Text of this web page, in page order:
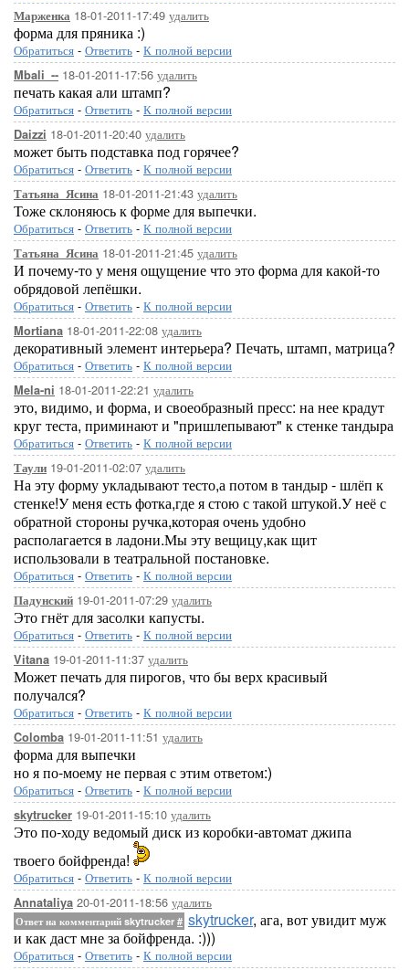
Марженка 18-01-2011-17:49 удалить
форма для пряника :)
Обратиться - Ответить - К полной версии
Mbali_-- 18-01-2011-17:56 удалить
печать какая али штамп?
Обратиться - Ответить - К полной версии
Daizzi 18-01-2011-20:40 удалить
может быть подставка под горячее?
Обратиться - Ответить - К полной версии
Татьяна_Ясина 18-01-2011-21:43 удалить
Тоже склоняюсь к форме для выпечки.
Обратиться - Ответить - К полной версии
Татьяна_Ясина 18-01-2011-21:45 удалить
И почему-то у меня ощущение что это форма для какой-то
обрядовой лепёшки.
Обратиться - Ответить - К полной версии
Mortiana 18-01-2011-22:08 удалить
декоративный элемент интерьера? Печать, штамп, матрица?
Обратиться - Ответить - К полной версии
Mela-ni 18-01-2011-22:21 удалить
это, видимо, и форма, и своеобразный пресс: на нее крадут
круг теста, приминают и "пришлепывают" к стенке тандыра
Обратиться - Ответить - К полной версии
Таули 19-01-2011-02:07 удалить
На эту форму укладывают тесто,а потом в тандыр - шлёп к
стенке!У меня есть фотка,где я стою с такой штукой.У неё с
обратной стороны ручка,которая очень удобно
располагается в ладони.Мы эту вещицу,как щит
использовали в театральной постановке.
Обратиться - Ответить - К полной версии
Падунский 19-01-2011-07:29 удалить
Это гнёт для засолки капусты.
Обратиться - Ответить - К полной версии
Vitana 19-01-2011-11:37 удалить
Может печать для пирогов, что бы верх красивый
получался?
Обратиться - Ответить - К полной версии
Colomba 19-01-2011-11:51 удалить
форма для выпечки
но я по-моему не первая с этим ответом:)
Обратиться - Ответить - К полной версии
skytrucker 19-01-2011-15:10 удалить
Это по-ходу ведомый диск из коробки-автомат джипа
твоего бойфренда!
Обратиться - Ответить - К полной версии
Annataliya 20-01-2011-18:56 удалить
Ответ на комментарий skytrucker # skytrucker, ага, вот увидит муж
и как даст мне за бойфренда. :)))
Обратиться - Ответить - К полной версии